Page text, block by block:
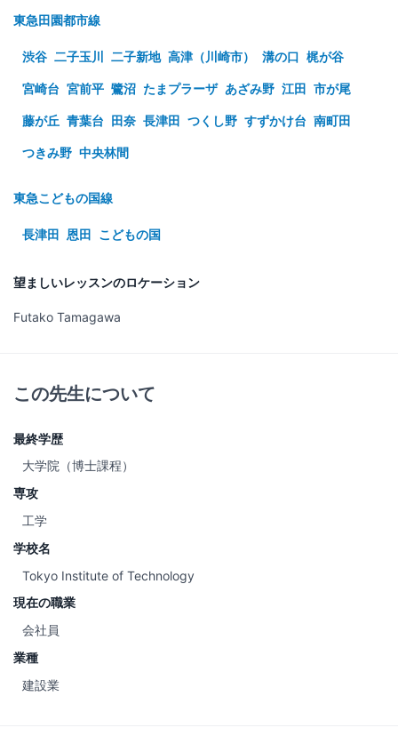
東急田園都市線
渋谷 二子玉川 二子新地 高津（川崎市） 溝の口 梶が谷
宮崎台 宮前平 鷺沼 たまプラーザ あざみ野 江田 市が尾
藤が丘 青葉台 田奈 長津田 つくし野 すずかけ台 南町田
つきみ野 中央林間
東急こどもの国線
長津田 恩田 こどもの国
望ましいレッスンのロケーション
Futako Tamagawa
この先生について
最終学歴
大学院（博士課程）
専攻
工学
学校名
Tokyo Institute of Technology
現在の職業
会社員
業種
建設業